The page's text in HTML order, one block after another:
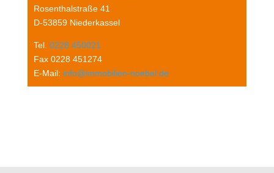
Rosenthal­stra­ße 41
D‑53859 Niederkassel
Tel. 0228 450021
Fax 0228 451274
E‑Mail: info@immobilien-noebel.de